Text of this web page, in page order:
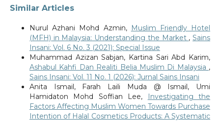
Similar Articles
Nurul Azhani Mohd Azmin, Muslim Friendly Hotel
(MFH) in Malaysia: Understanding the Market ,Sains
Insani: Vol. 6 No. 3 (2021): Special Issue
Muhammad Azizan Sabjan, Kartina Sari Abd Karim,
Ashabul Kahfi Dan Realiti Belia Muslim Di Malaysia ,
Sains Insani: Vol. 11 No. 1 (2026): Jurnal Sains Insani
Anita Ismail, Farah Laili Muda @ Ismail, Umi
Hamidaton Mohd Soffian Lee,
Investigating the
Factors Affecting Muslim Women Towards Purchase
Intention of Halal Cosmetics Products: A Systematic